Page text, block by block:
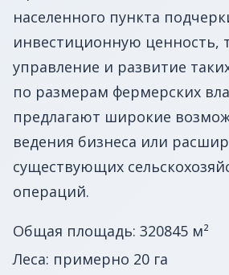
населенного пункта
инвестиционную ценность,
управление и развитие
по размерам фермерских
предлагают широкие
ведения бизнеса или
существующих
операций.
Общая площадь: 320845 м²
Леса: примерно 20 га